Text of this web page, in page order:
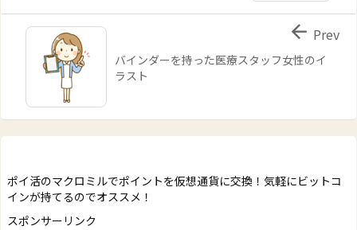
バインダーを持った医療スタッフ女性のイ
ラスト
 Prev
ポイ活のマクロミルでポイントを仮想通貨に交換！気軽にビットコ
インが持てるのでオススメ！
スポンサーリンク